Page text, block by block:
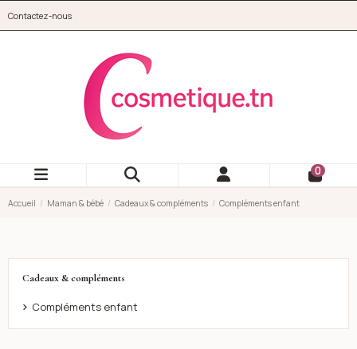
Contactez-nous
0
Accueil Maman & bébé Cadeaux & compléments Compléments enfant
Cadeaux & compléments
Compléments enfant